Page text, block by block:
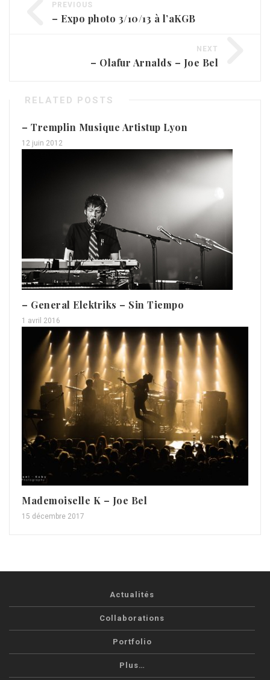
PREVIOUS
– Expo photo 3/10/13 à l’aKGB
NEXT
– Olafur Arnalds – Joe Bel
RELATED POSTS
– Tremplin Musique Artistup Lyon
12 juin 2012
– General Elektriks – Sin Tiempo
1 avril 2016
Mademoiselle K – Joe Bel
15 décembre 2017
Actualités
Collaborations
Portfolio
Plus…